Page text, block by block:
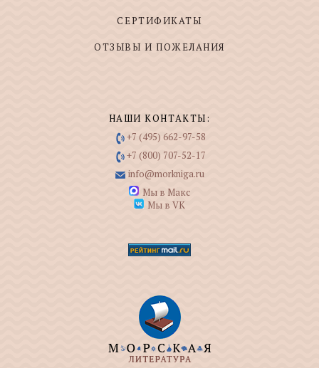
СЕРТИФИКАТЫ
ОТЗЫВЫ И ПОЖЕЛАНИЯ
НАШИ КОНТАКТЫ:
+7 (495) 662-97-58
+7 (800) 707-52-17
info@morkniga.ru
Мы в Макс
Мы в VK